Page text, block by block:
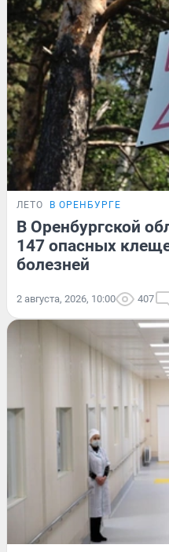
ЛЕТО В ОРЕНБУРГЕ
В Оренбургской
147 опасных
болезней
2 августа, 2026, 10:00 407